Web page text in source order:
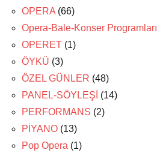
OPERA (66)
Opera-Bale-Konser Programları
OPERET (1)
ÖYKÜ (3)
ÖZEL GÜNLER (48)
PANEL-SÖYLEŞİ (14)
PERFORMANS (2)
PİYANO (13)
Pop Opera (1)